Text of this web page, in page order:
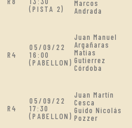
(PISTA 2)
Marcos
Andrada
R4
05/09/22
16:00
(PABELLON)
Juan Manuel
Argañaras
Matias
Gutierrez
Córdoba
R4
05/09/22
17:30
(PABELLON)
Juan Martín
Cesca
Guido Nicolás
Pozzer